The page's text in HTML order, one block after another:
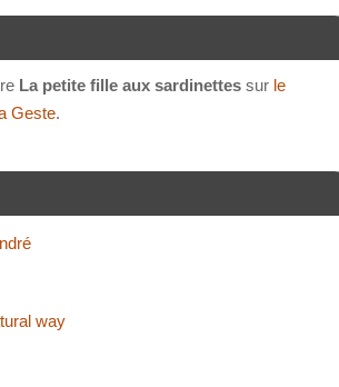
La petite fille aux sardinettessur le
Geste.
way